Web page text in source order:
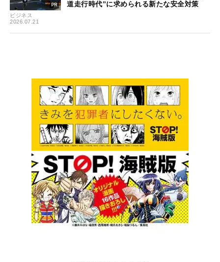
ビジネス
2026.07.21
道走行時代”に求められる新たな安全対策